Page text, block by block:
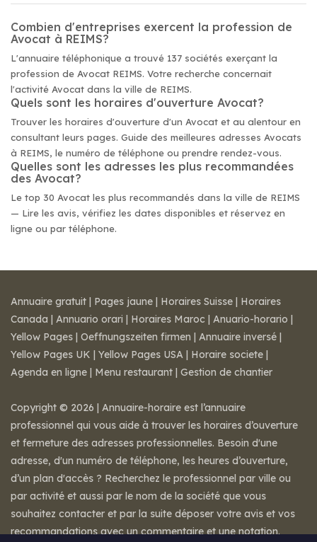
Combien d'entreprises exercent la profession de
Avocat à REIMS?
L'annuaire téléphonique a trouvé 137 sociétés exerçant la
profession de Avocat REIMS. Votre recherche concernait
l'activité Avocat dans la ville de REIMS.
Quels sont les horaires d'ouverture Avocat?
Trouver les horaires d'ouverture d'un Avocat et au alentour en
consultant leurs pages. Guide des meilleures adresses Avocats
à REIMS, le numéro de téléphone ou prendre rendez-vous.
Quelles sont les adresses les plus recommandées
des Avocat?
Le top 30 Avocat les plus recommandés dans la ville de REIMS
— Lire les avis, vérifiez les dates disponibles et réservez en
ligne ou par téléphone.
Annuaire gratuit | Pages jaune | Horaires Suisse | Horaires
Canada | Annuario orari | Horaires Maroc | Anuario-horario |
Yellow Pages | Oeffnungszeiten firmen | Annuaire inversé |
Yellow Pages UK | Yellow Pages USA | Horaire societe |
Agenda en ligne | Menu restaurant | Gestion de chantier
Copyright © 2026 | Annuaire-horaire est l’annuaire
professionnel qui vous aide à trouver les horaires d’ouverture
et fermeture des adresses professionnelles. Besoin d'une
adresse, d'un numéro de téléphone, les heures d’ouverture,
d’un plan d'accès ? Recherchez le professionnel par ville ou
par activité et aussi par le nom de la société que vous
souhaitez contacter et par la suite déposer votre avis et vos
recommandations avec un commentaire et une notation.